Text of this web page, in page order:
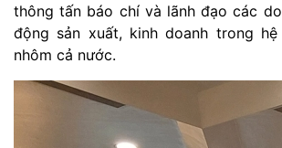
thông tấn báo chí và lãnh đạo các
động sản xuất, kinh doanh trong
nhôm cả nước.